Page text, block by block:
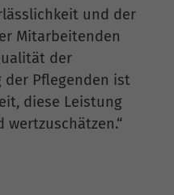
und der
Mitarbeitenden
der
der Pflegenden ist
diese Leistung